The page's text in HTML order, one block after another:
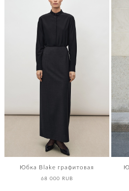
Юбка Blake графитовая
68 000 RUB